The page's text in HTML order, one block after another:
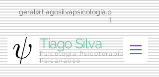
geral@tiagosilvapsicologia.p
t
Tiago Silva
Psicologia Psicoterapia
Psicanálise